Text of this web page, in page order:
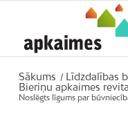
Sākums / Līdzdalības
Bieriņu apkaimes
Noslēgts līgums par